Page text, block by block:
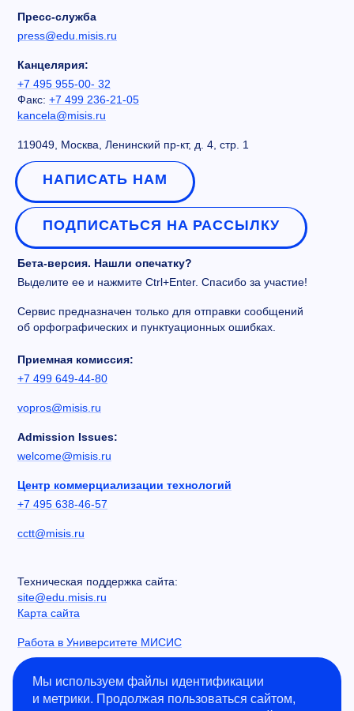
Пресс-служба
press@edu.misis.ru
Канцелярия:
+7 495 955-00- 32
Факс: +7 499 236-21-05
kancela@misis.ru
119049, Москва, Ленинский пр-кт, д. 4, стр. 1
НАПИСАТЬ НАМ
ПОДПИСАТЬСЯ НА РАССЫЛКУ
Бета-версия. Нашли опечатку?
Выделите ее и нажмите Ctrl+Enter. Спасибо за участие!
Сервис предназначен только для отправки сообщений
об орфографических и пунктуационных ошибках.
Приемная комиссия:
+7 499 649-44-80
vopros@misis.ru
Admission Issues:
welcome@misis.ru
Центр коммерциализации технологий
+7 495 638-46-57
cctt@misis.ru
Техническая поддержка сайта:
site@edu.misis.ru
Карта сайта
Работа в Университете МИСИС
Сведения об образовательной организации
Информация о закупках
Мы используем файлы идентификации
и метрики. Продолжая пользоваться сайтом,